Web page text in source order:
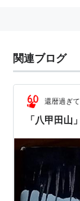
関連ブログ
還暦過ぎ
「八甲田山